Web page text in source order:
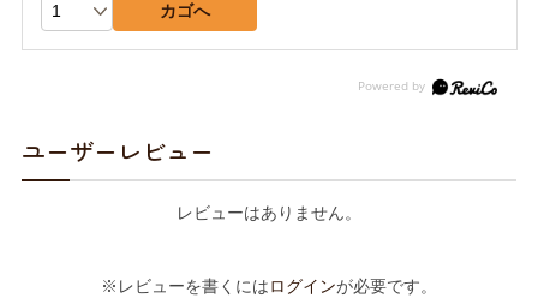
カゴへ
ユーザーレビュー
レビューはありません。
※レビューを書くにはログインが必要です。